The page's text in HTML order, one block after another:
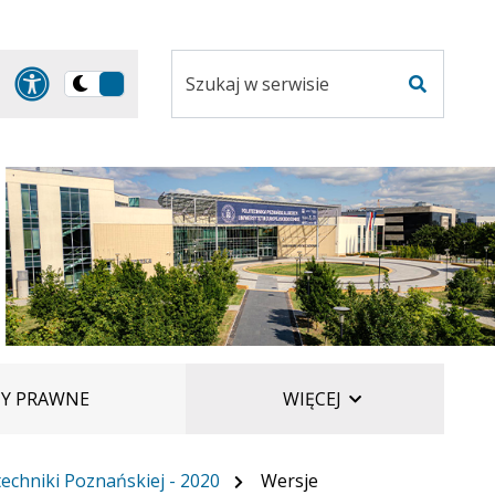
Panel dostosowania
Przełącz
ciemną
serwisie
PRAWNE WIĘCEJ ELEMENTÓW
Poznańskiej - 2020 Wersje